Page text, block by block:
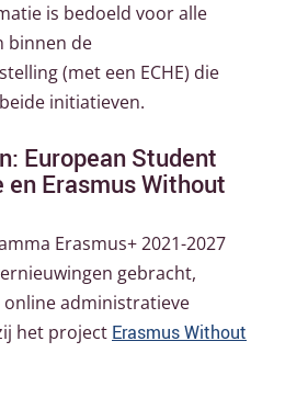
is bedoeld voor alle
binnen de
(met een ECHE) die
initiatieven.
European Student
Erasmus Without
Erasmus+ 2021-2027
gebracht,
administratieve
het project Erasmus Without